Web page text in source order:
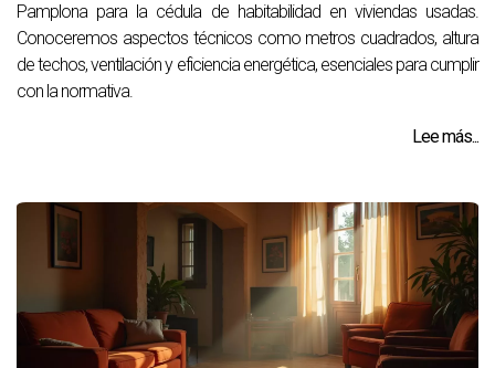
Pamplona para la cédula de habitabilidad en viviendas usadas.
Conoceremos aspectos técnicos como metros cuadrados, altura
de techos, ventilación y eficiencia energética, esenciales para cumplir
con la normativa.
Lee más...